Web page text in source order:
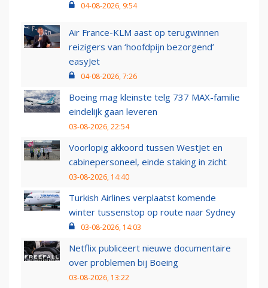
04-08-2026, 9:54
Air France-KLM aast op terugwinnen
reizigers van ‘hoofdpijn bezorgend’
easyJet
04-08-2026, 7:26
Boeing mag kleinste telg 737 MAX-familie
eindelijk gaan leveren
03-08-2026, 22:54
Voorlopig akkoord tussen WestJet en
cabinepersoneel, einde staking in zicht
03-08-2026, 14:40
Turkish Airlines verplaatst komende
winter tussenstop op route naar Sydney
03-08-2026, 14:03
Netflix publiceert nieuwe documentaire
over problemen bij Boeing
03-08-2026, 13:22